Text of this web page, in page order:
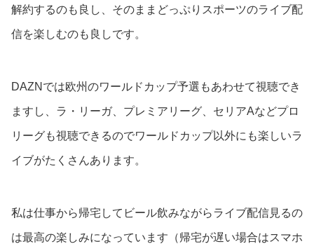
解約するのも良し、そのままどっぷりスポーツのライブ配
信を楽しむのも良しです。
DAZNでは欧州のワールドカップ予選もあわせて視聴でき
ますし、ラ・リーガ、プレミアリーグ、セリアAなどプロ
リーグも視聴できるのでワールドカップ以外にも楽しいラ
イブがたくさんあります。
私は仕事から帰宅してビール飲みながらライブ配信見るの
は最高の楽しみになっています（帰宅が遅い場合はスマホ